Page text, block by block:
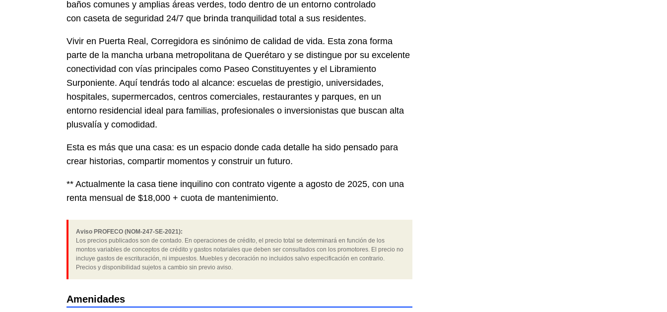
baños comunes y amplias áreas verdes, todo dentro de un entorno controlado
con caseta de seguridad 24/7 que brinda tranquilidad total a sus residentes.
Vivir en Puerta Real, Corregidora es sinónimo de calidad de vida. Esta zona forma
parte de la mancha urbana metropolitana de Querétaro y se distingue por su excelente
conectividad con vías principales como Paseo Constituyentes y el Libramiento
Surponiente. Aquí tendrás todo al alcance: escuelas de prestigio, universidades,
hospitales, supermercados, centros comerciales, restaurantes y parques, en un
entorno residencial ideal para familias, profesionales o inversionistas que buscan alta
plusvalía y comodidad.
Esta es más que una casa: es un espacio donde cada detalle ha sido pensado para
crear historias, compartir momentos y construir un futuro.
** Actualmente la casa tiene inquilino con contrato vigente a agosto de 2025, con una
renta mensual de $18,000 + cuota de mantenimiento.
Aviso PROFECO (NOM-247-SE-2021):
Los precios publicados son de contado. En operaciones de crédito, el precio total se determinará en función de los
montos variables de conceptos de crédito y gastos notariales que deben ser consultados con los promotores. El precio no
incluye gastos de escrituración, ni impuestos. Muebles y decoración no incluidos salvo especificación en contrario.
Precios y disponibilidad sujetos a cambio sin previo aviso.
Amenidades